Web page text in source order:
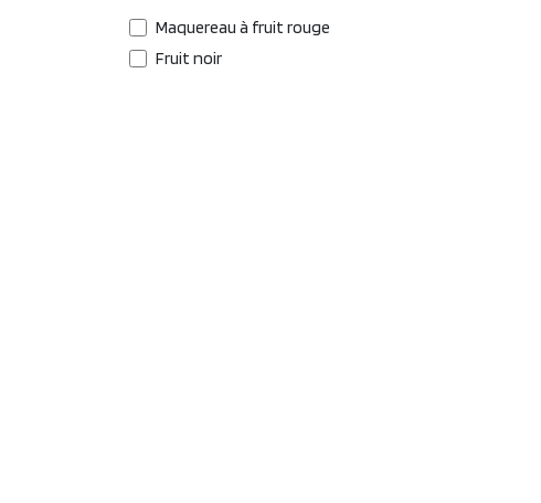
Maquereau à fruit rouge
Fruit noir